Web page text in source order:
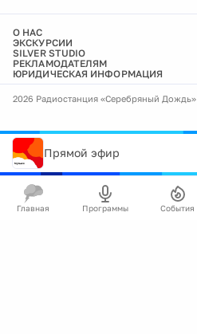
О НАС
ЭКСКУРСИИ
SILVER STUDIO
РЕКЛАМОДАТЕЛЯМ
ЮРИДИЧЕСКАЯ ИНФОРМАЦИЯ
2026 Радиостанция «Серебряный Дождь»
Прямой эфир
Главная Программы События